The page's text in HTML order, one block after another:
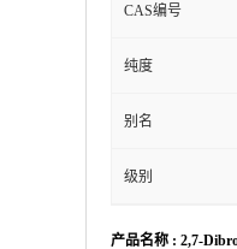
CAS编号
纯度
别名
级别
产品名称 : 2,7-